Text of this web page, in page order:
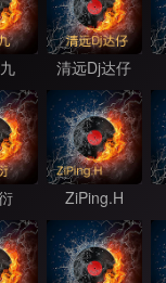
清远Dj达仔
ZiPing.H